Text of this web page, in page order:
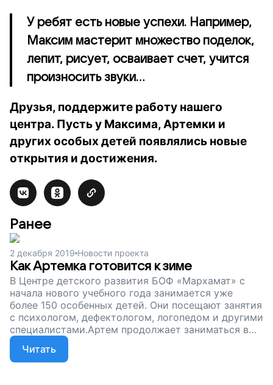
У ребят есть новые успехи. Например,
Максим мастерит множество поделок,
лепит, рисует, осваивает счет, учится
произносить звуки…
Друзья, поддержите работу нашего
центра. Пусть у Максима, Артемки и
других особых детей появлялись новые
открытия и достижения.
Ранее
2 декабря 2019 Новости проекта
Как Артемка готовится к зиме
В Центре детского развития БОФ «Мархамат» с
начала нового учебного года занимается уже
более 150 особенных детей. Они посещают занятия
с психологом, дефектологом, логопедом и другими
специалистами.Артем продолжает заниматься в
Центре вместе с другими детишками. Уже за
несколько месяцев занятий виден прогресс:
мальчик стал более общительным, лучше
Читать